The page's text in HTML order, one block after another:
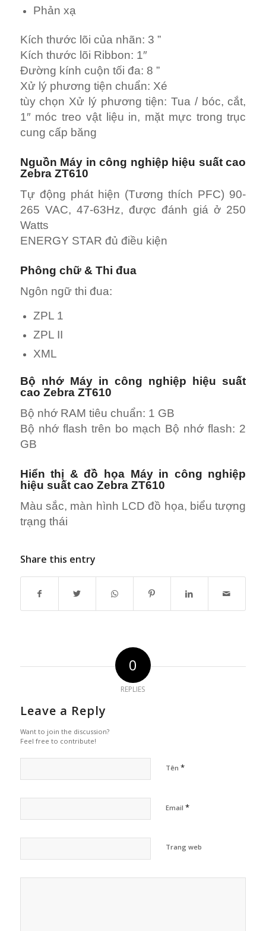
Phản xạ
Kích thước lõi của nhãn: 3 ”
Kích thước lõi Ribbon: 1″
Đường kính cuộn tối đa: 8 ”
Xử lý phương tiện chuẩn: Xé
tùy chọn Xử lý phương tiện: Tua / bóc, cắt,
1″ móc treo vật liệu in, mặt mực trong trục
cung cấp băng
Nguồn Máy in công nghiệp hiệu suất cao
Zebra ZT610
Tự động phát hiện (Tương thích PFC) 90-
265 VAC, 47-63Hz, được đánh giá ở 250
Watts
ENERGY STAR đủ điều kiện
Phông chữ & Thi đua
Ngôn ngữ thi đua:
ZPL 1
ZPL II
XML
Bộ nhớ Máy in công nghiệp hiệu suất
cao Zebra ZT610
Bộ nhớ RAM tiêu chuẩn: 1 GB
Bộ nhớ flash trên bo mạch Bộ nhớ flash: 2
GB
Hiển thị & đồ họa Máy in công nghiệp
hiệu suất cao Zebra ZT610
Màu sắc, màn hình LCD đồ họa, biểu tượng
trạng thái
Share this entry
0
REPLIES
Leave a Reply
Want to join the discussion?
Feel free to contribute!
Tên *
Email *
Trang web